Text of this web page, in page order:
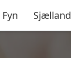
Fyn Sjælland